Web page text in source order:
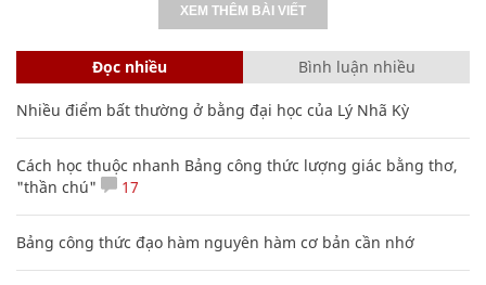
XEM THÊM BÀI VIẾT
Đọc nhiều Bình luận nhiều
Nhiều điểm bất thường ở bằng đại học của Lý Nhã Kỳ
Cách học thuộc nhanh Bảng công thức lượng giác bằng thơ,
"thần chú"
17
Bảng công thức đạo hàm nguyên hàm cơ bản cần nhớ